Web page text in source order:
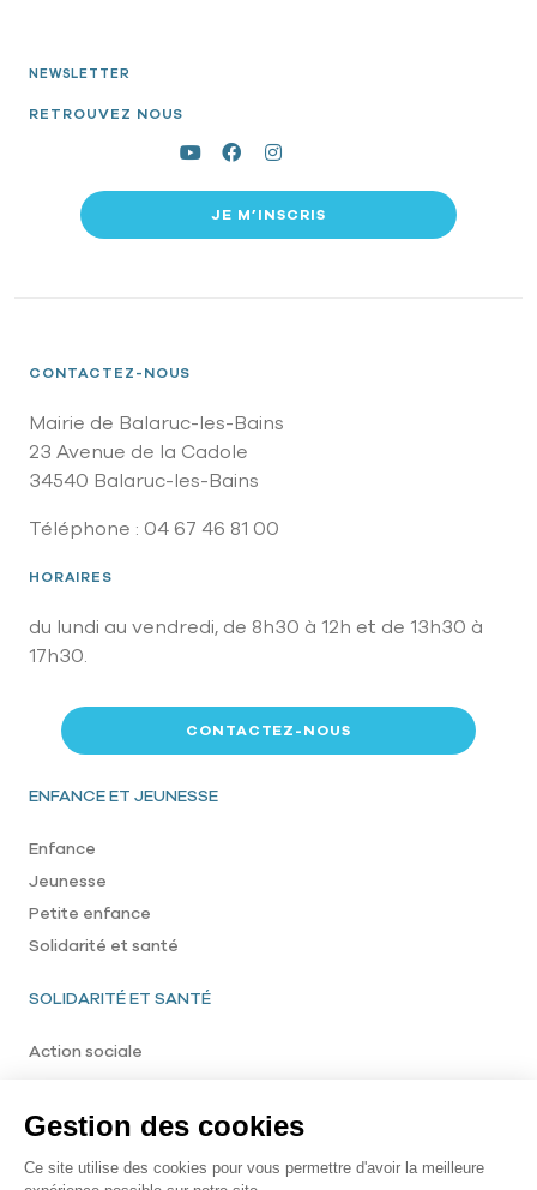
NEWSLETTER
JE M’INSCRIS
RETROUVEZ NOUS
CONTACTEZ-NOUS
Mairie de Balaruc-les-Bains
23 Avenue de la Cadole
34540 Balaruc-les-Bains
Téléphone : 04 67 46 81 00
HORAIRES
du lundi au vendredi, de 8h30 à 12h et de 13h30 à
17h30.
CONTACTEZ-NOUS
Pied de page
ENFANCE ET JEUNESSE
Enfance
Jeunesse
Petite enfance
Solidarité et santé
SOLIDARITÉ ET SANTÉ
Action sociale
Menu footer bottom
©2023 Ville de Balaruc-les-Bains Tous droits réservés
Mentions légales